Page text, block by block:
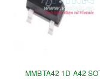
MMBTA42 1D A42